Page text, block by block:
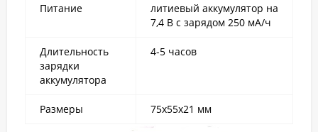
Питание
литиевый аккумулятор на
7,4 В с зарядом 250 мА/ч
Длительность
зарядки
аккумулятора
4-5 часов
Размеры 75х55х21 мм